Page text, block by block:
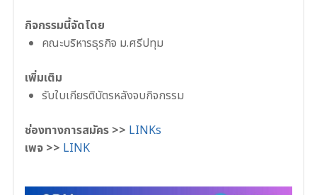
กิจกรรมนี้จัดโดย
คณะบริหารธุรกิจ ม.ศรีปทุม
เพิ่มเติม
รับใบเกียรติบัตรหลังจบกิจกรรม
ช่องทางการสมัคร >> LINKs
เพจ >> LINK